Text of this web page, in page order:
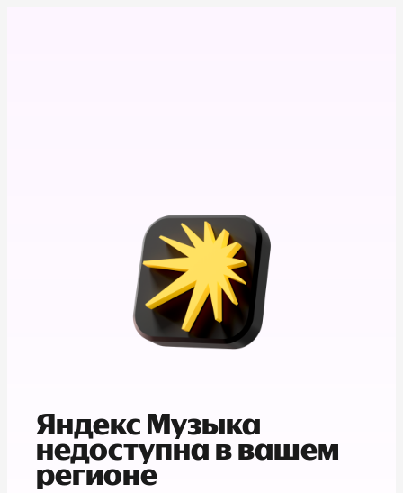
Яндекс Музыка
недоступна в вашем
регионе